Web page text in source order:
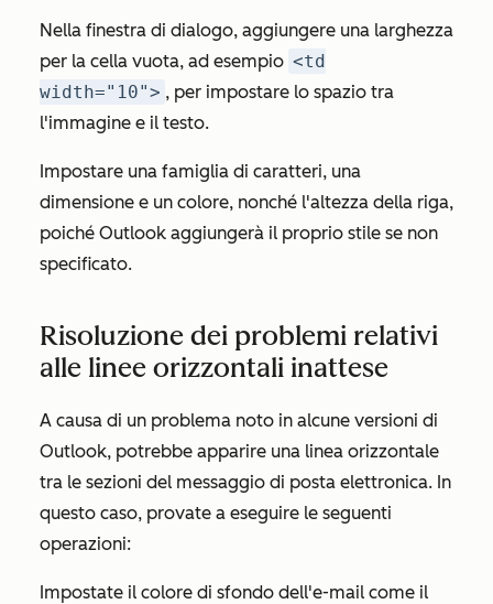
Nella finestra di dialogo, aggiungere una larghezza
per la cella vuota, ad esempio <td
width="10"> , per impostare lo spazio tra
l'immagine e il testo.
Impostare una famiglia di caratteri, una
dimensione e un colore, nonché l'altezza della riga,
poiché Outlook aggiungerà il proprio stile se non
specificato.
Risoluzione dei problemi relativi
alle linee orizzontali inattese
A causa di un problema noto in alcune versioni di
Outlook, potrebbe apparire una linea orizzontale
tra le sezioni del messaggio di posta elettronica. In
questo caso, provate a eseguire le seguenti
operazioni:
Impostate il colore di sfondo dell'e-mail come il